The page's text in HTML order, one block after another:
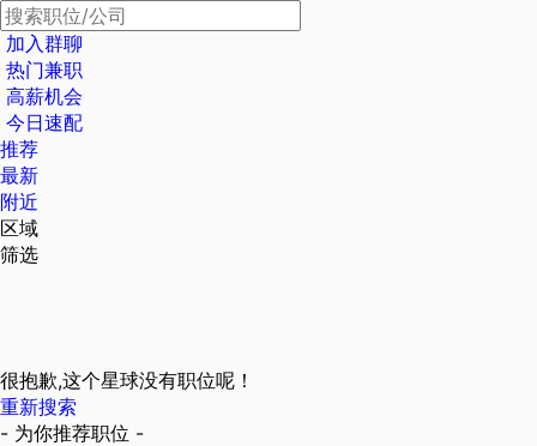
加入群聊
热门兼职
高薪机会
今日速配
推荐
最新
附近
区域
筛选
很抱歉,这个星球没有职位呢！
重新搜索
- 为你推荐职位 -